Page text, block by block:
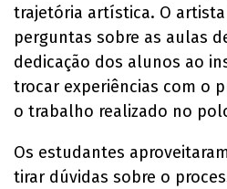
trajetória artística. O
perguntas sobre as aulas
dedicação dos alunos ao
trocar experiências com o
o trabalho realizado no
Os estudantes
tirar dúvidas sobre o